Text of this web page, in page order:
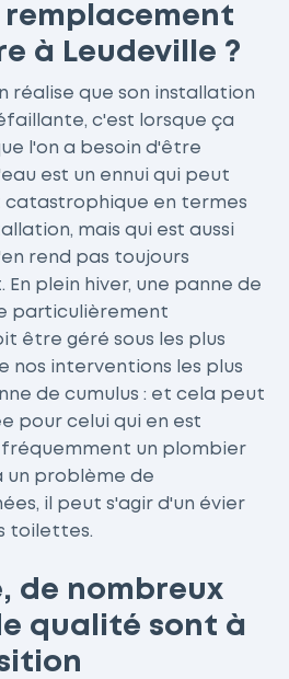
remplacement
à Leudeville ?
réalise que son installation
c'est lorsque ça
l'on a besoin d'être
est un ennui qui peut
catastrophique en termes
mais qui est aussi
rend pas toujours
plein hiver, une panne de
particulièrement
être géré sous les plus
nos interventions les plus
de cumulus : et cela peut
pour celui qui en est
un plombier
un problème de
il peut s'agir d'un évier
toilettes.
de nombreux
qualité sont à